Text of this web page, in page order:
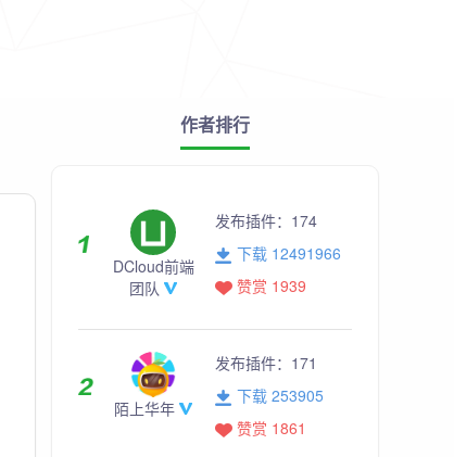
作者排行
DCloud前端
团队
发布插件： 174
下载 12491966
赞赏 1939
陌上华年
发布插件： 171
下载 253905
赞赏 1861